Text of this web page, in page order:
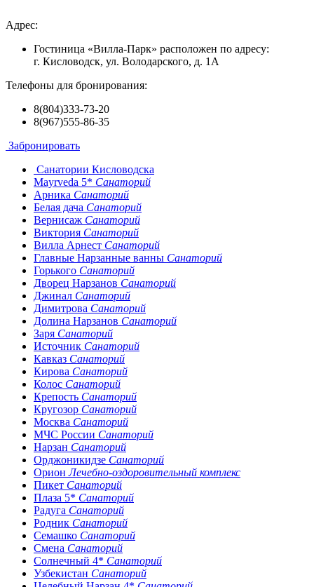
Адрес:
Гостиница «Вилла-Парк» расположен по адресу:
г. Кисловодск, ул. Володарского, д. 1А
Телефоны для бронирования:
8(804)333-73-20
8(967)555-86-35
Забронировать
Санатории Кисловодска
Mayrveda 5* Санаторий
Арника Санаторий
Белая дача Санаторий
Вернисаж Санаторий
Виктория Санаторий
Вилла Арнест Санаторий
Главные Нарзанные ванны Санаторий
Горького Санаторий
Дворец Нарзанов Санаторий
Джинал Санаторий
Димитрова Санаторий
Долина Нарзанов Санаторий
Заря Санаторий
Источник Санаторий
Кавказ Санаторий
Кирова Санаторий
Колос Санаторий
Крепость Санаторий
Кругозор Санаторий
Москва Санаторий
МЧС России Санаторий
Нарзан Санаторий
Орджоникидзе Санаторий
ОрионЛечебно-оздоровительный комплекс
Пикет Санаторий
Плаза 5* Санаторий
Радуга Санаторий
Родник Санаторий
Семашко Санаторий
Смена Санаторий
Солнечный 4* Санаторий
Узбекистан Санаторий